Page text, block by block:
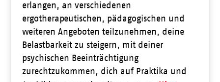
erlangen, an verschiedenen
ergotherapeutischen, pädagogischen und
weiteren Angeboten teilzunehmen, deine
Belastbarkeit zu steigern, mit deiner
psychischen Beeinträchtigung
zurechtzukommen, dich auf Praktika und